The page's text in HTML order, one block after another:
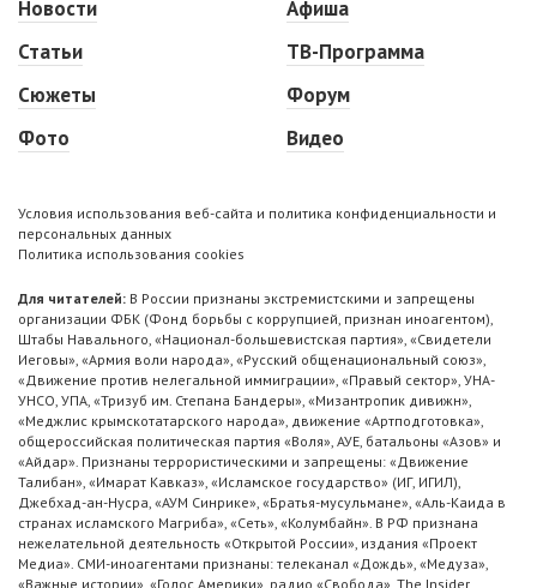
Новости
Статьи
Сюжеты
Фото
Афиша
ТВ-Программа
Форум
Видео
Условия использования веб-сайта и политика конфиденциальности и
персональных данных
Политика использования cookies
Для читателей: В России признаны экстремистскими и запрещены
организации ФБК (Фонд борьбы с коррупцией, признан иноагентом),
Штабы Навального, «Национал-большевистская партия», «Свидетели
Иеговы», «Армия воли народа», «Русский общенациональный союз»,
«Движение против нелегальной иммиграции», «Правый сектор», УНА-
УНСО, УПА, «Тризуб им. Степана Бандеры», «Мизантропик дивижн»,
«Меджлис крымскотатарского народа», движение «Артподготовка»,
общероссийская политическая партия «Воля», АУЕ, батальоны «Азов» и
«Айдар». Признаны террористическими и запрещены: «Движение
Талибан», «Имарат Кавказ», «Исламское государство» (ИГ, ИГИЛ),
Джебхад-ан-Нусра, «АУМ Синрике», «Братья-мусульмане», «Аль-Каида в
странах исламского Магриба», «Сеть», «Колумбайн». В РФ признана
нежелательной деятельность «Открытой России», издания «Проект
Медиа». СМИ-иноагентами признаны: телеканал «Дождь», «Медуза»,
«Важные истории», «Голос Америки», радио «Свобода», The Insider,